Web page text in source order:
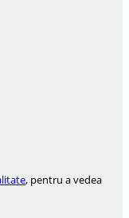
, pentru a vedea